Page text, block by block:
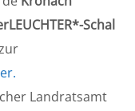
Schal
Landratsamt